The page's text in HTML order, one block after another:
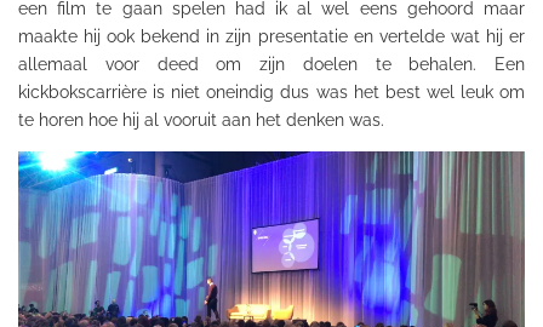
een film te gaan spelen had ik al wel eens gehoord maar
maakte hij ook bekend in zijn presentatie en vertelde wat hij er
allemaal voor deed om zijn doelen te behalen. Een
kickbokscarrière is niet oneindig dus was het best wel leuk om
te horen hoe hij al vooruit aan het denken was.